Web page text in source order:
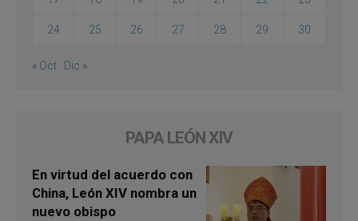
24 25 26 27 28 29 30
« Oct Dic »
PAPA LEÓN XIV
En virtud del acuerdo con
China, León XIV nombra un
nuevo obispo